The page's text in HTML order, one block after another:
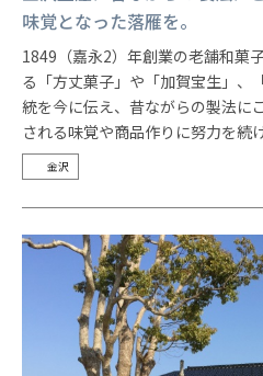
味覚となった落雁を。
1849（嘉永2）年創業の老舗和菓
る「方丈菓子」や「加賀宝生」、
統を今に伝え、昔ながらの製法に
される味覚や商品作りに努力を続
金沢